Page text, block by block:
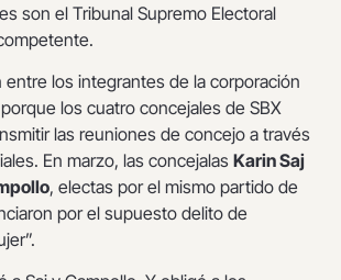
son el Tribunal Supremo Electoral
entre los integrantes de la corporación
los cuatro concejales de SBX
las reuniones de concejo a través
En marzo, las concejalas Karin Saj
, electas por el mismo partido de
por el supuesto delito de